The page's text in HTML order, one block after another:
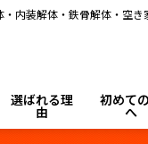
内装解体・鉄骨解体・空き
選ばれる理
由
初めて
へ